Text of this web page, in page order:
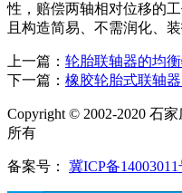
性，赔偿两轴相对位移的
且构造简易、不需润化、
上一篇： 轮胎联轴器的均
下一篇： 橡胶轮胎式联轴
Copyright © 2002-2020 石
所有
备案号： 冀ICP备14003011